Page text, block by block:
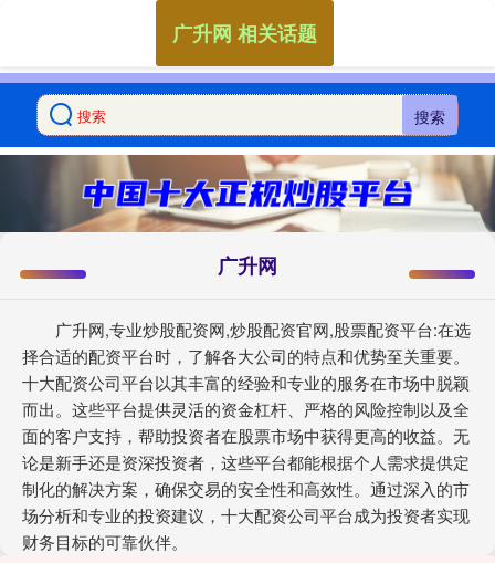
搜索
广升网
广升网,专业炒股配资网,炒股配资官网,股票配资平台:在选
择合适的配资平台时，了解各大公司的特点和优势至关重要。
十大配资公司平台以其丰富的经验和专业的服务在市场中脱颖
而出。这些平台提供灵活的资金杠杆、严格的风险控制以及全
面的客户支持，帮助投资者在股票市场中获得更高的收益。无
论是新手还是资深投资者，这些平台都能根据个人需求提供定
制化的解决方案，确保交易的安全性和高效性。通过深入的市
场分析和专业的投资建议，十大配资公司平台成为投资者实现
财务目标的可靠伙伴。
广升网 相关话题